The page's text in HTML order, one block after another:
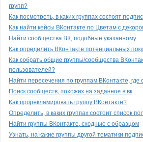
групп?
Как посмотреть, в каких группах состоят
Как найти кейсы ВКонтакте по Цветам с
Найти сообщества ВК, подобные указанному
Как определить ВКонтакте потенциальных
Как собрать общие группы/сообщества
пользователей?
Найти пересечения по группам ВКонтакте, где
Поиск сообществ, похожих на заданное в вк
Как прорекламировать группу ВКонтакте?
Определить, в каких группах состоит список
Найти группы ВКонтакте, сходные с образцом
Узнать, на какие группы другой тематики